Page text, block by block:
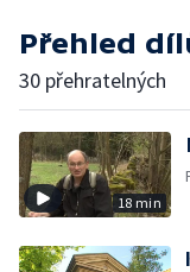
Přehled
30 přehratelných
18 min